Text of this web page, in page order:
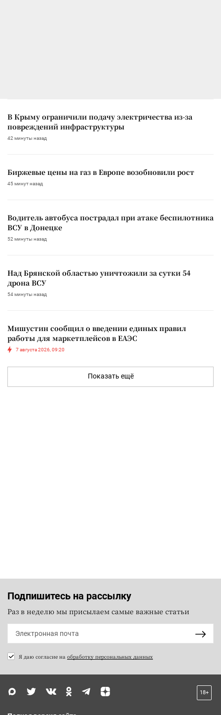
В Крыму ограничили подачу электричества из-за
повреждений инфраструктуры
42 минуты назад
Биржевые цены на газ в Европе возобновили рост
45 минут назад
Водитель автобуса пострадал при атаке беспилотника
ВСУ в Донецке
52 минуты назад
Над Брянской областью уничтожили за сутки 54
дрона ВСУ
54 минуты назад
Мишустин сообщил о введении единых правил
работы для маркетплейсов в ЕАЭС
7 августа 2026, 09:20
Показать ещё
Подпишитесь на рассылку
Раз в неделю мы присылаем самые важные статьи
Я даю согласие на обработку персональных данных
18+